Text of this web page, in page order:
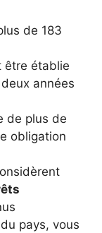
de 183
être établie
années
de plus de
obligation
pays, vous